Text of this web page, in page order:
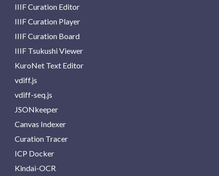
IIIF Curation Editor
IIIF Curation Player
IIIF Curation Board
IIIF Tsukushi Viewer
KuroNet Text Editor
vdiff.js
vdiff-seq.js
JSONkeeper
Canvas Indexer
Curation Tracer
ICP Docker
Kindai-OCR